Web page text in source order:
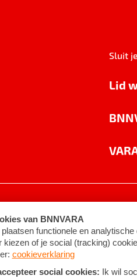
Sluit
Lid
Algemene